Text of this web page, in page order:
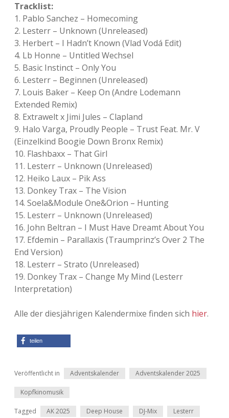
Tracklist:
1. Pablo Sanchez – Homecoming
2. Lesterr – Unknown (Unreleased)
3. Herbert – I Hadn’t Known (Vlad Vodá Edit)
4. Lb Honne – Untitled Wechsel
5. Basic Instinct – Only You
6. Lesterr – Beginnen (Unreleased)
7. Louis Baker – Keep On (Andre Lodemann
Extended Remix)
8. Extrawelt x Jimi Jules – Clapland
9. Halo Varga, Proudly People – Trust Feat. Mr. V
(Einzelkind Boogie Down Bronx Remix)
10. Flashbaxx – That Girl
11. Lesterr – Unknown (Unreleased)
12. Heiko Laux – Pik Ass
13. Donkey Trax – The Vision
14. Soela&Module One&Orion – Hunting
15. Lesterr – Unknown (Unreleased)
16. John Beltran – I Must Have Dreamt About You
17. Efdemin – Parallaxis (Traumprinz’s Over 2 The
End Version)
18. Lesterr – Strato (Unreleased)
19. Donkey Trax – Change My Mind (Lesterr
Interpretation)
Alle der diesjährigen Kalendermixe finden sich hier.
teilen
Veröffentlicht in Adventskalender Adventskalender 2025
Kopfkinomusik
Tagged AK 2025 Deep House DJ-Mix Lesterr